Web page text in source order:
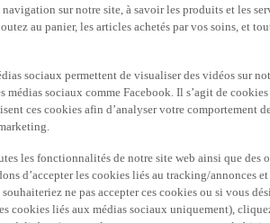
sur notre site, à savoir les produits et les
au panier, les articles achetés par vos soins, et
sociaux permettent de visualiser des vidéos sur
médias sociaux comme Facebook. Il s’agit de
ces cookies afin d’analyser votre comportement
les fonctionnalités de notre site web ainsi que des
d’accepter les cookies liés au tracking/annonces
souhaiteriez ne pas accepter ces cookies ou si vous
cookies liés aux médias sociaux uniquement),